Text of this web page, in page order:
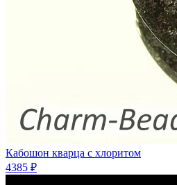
Кабошон кварца с хлоритом
4385 ₽